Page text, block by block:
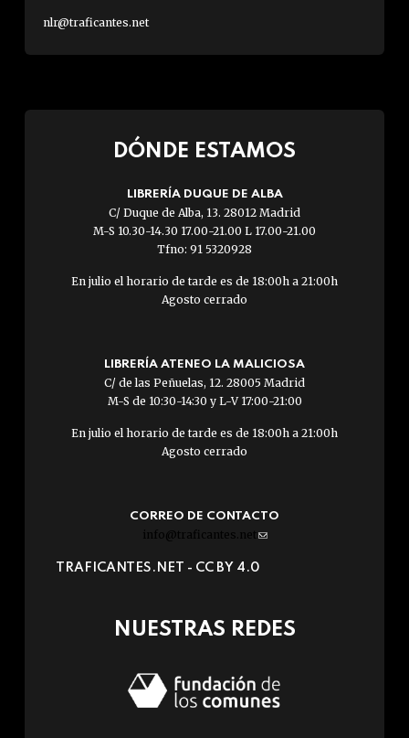
nlr@traficantes.net
DÓNDE ESTAMOS
LIBRERÍA DUQUE DE ALBA
C/ Duque de Alba, 13. 28012 Madrid
M-S 10.30-14.30 17.00-21.00 L 17.00-21.00
Tfno: 91 5320928
En julio el horario de tarde es de 18:00h a 21:00h
Agosto cerrado
LIBRERÍA ATENEO LA MALICIOSA
C/ de las Peñuelas, 12. 28005 Madrid
M-S de 10:30-14:30 y L-V 17:00-21:00
En julio el horario de tarde es de 18:00h a 21:00h
Agosto cerrado
CORREO DE CONTACTO
info@traficantes.net (link
e-
TRAFICANTES.NET - CC BY 4.0
NUESTRAS REDES